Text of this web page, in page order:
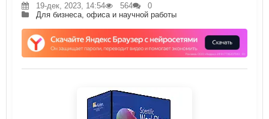
19-дек, 2023, 14:54 564
0
Для бизнеса, офиса и научной работы